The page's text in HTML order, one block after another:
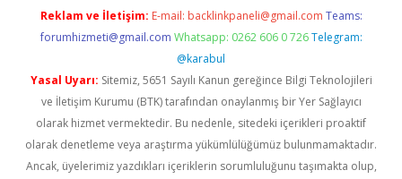
Reklam ve İletişim: E-mail: backlinkpaneli@gmail.com Teams:
forumhizmeti@gmail.com Whatsapp: 0262 606 0 726 Telegram:
@karabul
Yasal Uyarı: Sitemiz, 5651 Sayılı Kanun gereğince Bilgi Teknolojileri
ve İletişim Kurumu (BTK) tarafından onaylanmış bir Yer Sağlayıcı
olarak hizmet vermektedir. Bu nedenle, sitedeki içerikleri proaktif
olarak denetleme veya araştırma yükümlülüğümüz bulunmamaktadır.
Ancak, üyelerimiz yazdıkları içeriklerin sorumluluğunu taşımakta olup,